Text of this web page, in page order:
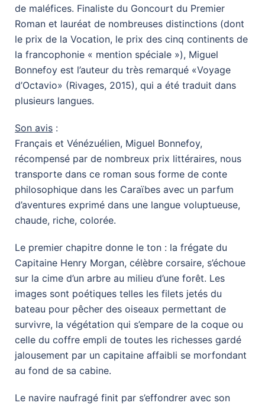
de maléfices. Finaliste du Goncourt du Premier
Roman et lauréat de nombreuses distinctions (dont
le prix de la Vocation, le prix des cinq continents de
la francophonie « mention spéciale »), Miguel
Bonnefoy est l’auteur du très remarqué «Voyage
d’Octavio» (Rivages, 2015), qui a été traduit dans
plusieurs langues.
Son avis :
Français et Vénézuélien, Miguel Bonnefoy,
récompensé par de nombreux prix littéraires, nous
transporte dans ce roman sous forme de conte
philosophique dans les Caraïbes avec un parfum
d’aventures exprimé dans une langue voluptueuse,
chaude, riche, colorée.
Le premier chapitre donne le ton : la frégate du
Capitaine Henry Morgan, célèbre corsaire, s’échoue
sur la cime d’un arbre au milieu d’une forêt. Les
images sont poétiques telles les filets jetés du
bateau pour pêcher des oiseaux permettant de
survivre, la végétation qui s’empare de la coque ou
celle du coffre empli de toutes les richesses gardé
jalousement par un capitaine affaibli se morfondant
au fond de sa cabine.
Le navire naufragé finit par s’effondrer avec son